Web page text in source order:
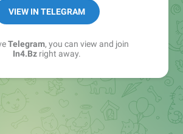
➖ in4.bz/
➖ https://t.me/in4bz
➖ twitter.com/bz_in4
➖ https://t.me/in4news
VIEW IN TELEGRAM
Telegram, you can view and join
In4.Bz right away.